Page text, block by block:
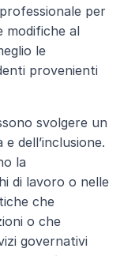
per
modifiche al
le
provenienti
svolgere un
dell’inclusione.
la
di lavoro o nelle
che
o che
governativi